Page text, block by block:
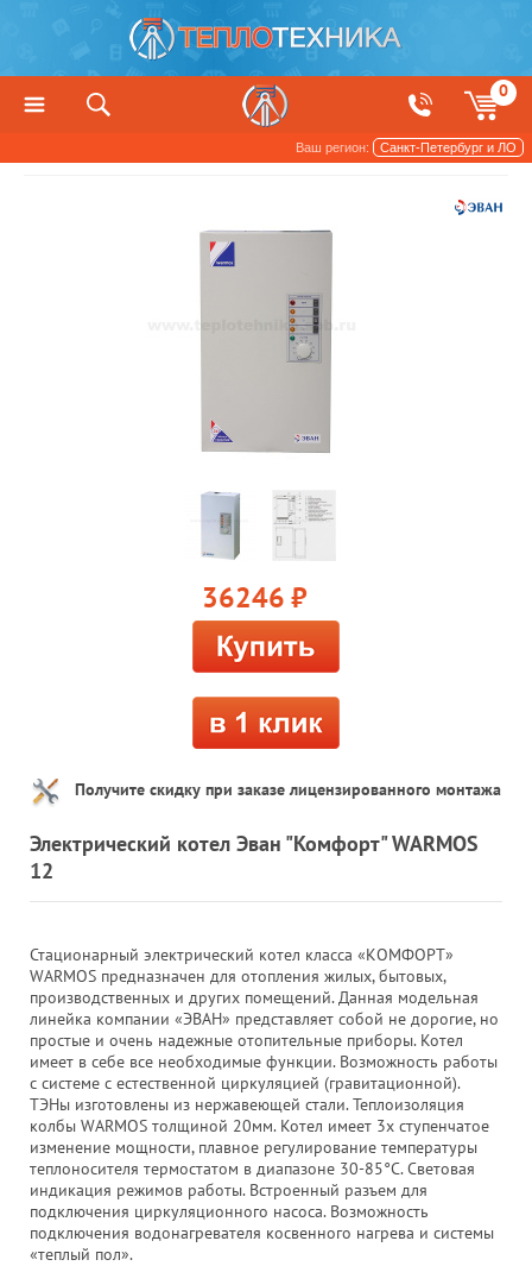
0
Ваш регион: Санкт-Петербург и ЛО
36246 руб.
Получите скидку при заказе лицензированного монтажа
Электрический котел Эван "Комфорт" WARMOS
12
Стационарный электрический котел класса «КОМФОРТ»
WARMOS предназначен для отопления жилых, бытовых,
производственных и других помещений. Данная модельная
линейка компании «ЭВАН» представляет собой не дорогие, но
простые и очень надежные отопительные приборы. Котел
имеет в себе все необходимые функции. Возможность работы
с системе с естественной циркуляцией (гравитационной).
ТЭНы изготовлены из нержавеющей стали. Теплоизоляция
колбы WARMOS толщиной 20мм. Котел имеет 3х ступенчатое
изменение мощности, плавное регулирование температуры
теплоносителя термостатом в диапазоне 30-85°С. Световая
индикация режимов работы. Встроенный разъем для
подключения циркуляционного насоса. Возможность
подключения водонагревателя косвенного нагрева и системы
«теплый пол».